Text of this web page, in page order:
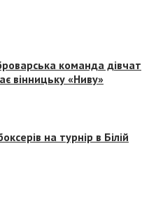
команда дівчат
вінницьку «Ниву»
на турнір в Білій